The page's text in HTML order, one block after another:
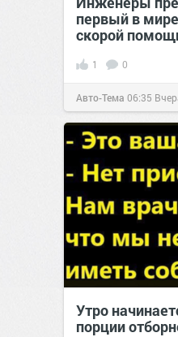
первый в
скорой
1 0
Авто-Тема 06:35
Утро
порции